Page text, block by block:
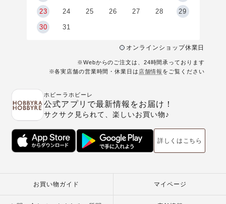
23 24 25 26 27 28 29
30 31
オンラインショップ休業日
※Webからのご注文は、24時間承っております
※各実店舗の営業時間・休業日は 店舗情報 をご覧ください
ホビーラホビーレ
公式アプリで最新情報をお届け！
サクサク見られて、楽しいお買い物♪
詳しくはこちら
お買い物ガイド マイページ